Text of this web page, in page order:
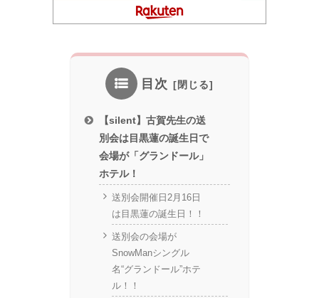
目次
【silent】古賀先生の送
別会は目黒蓮の誕生日で
会場が「グランドール」
ホテル！
送別会開催日2月16日
は目黒蓮の誕生日！！
送別会の会場が
SnowManシングル
名“グランドール”ホテ
ル！！